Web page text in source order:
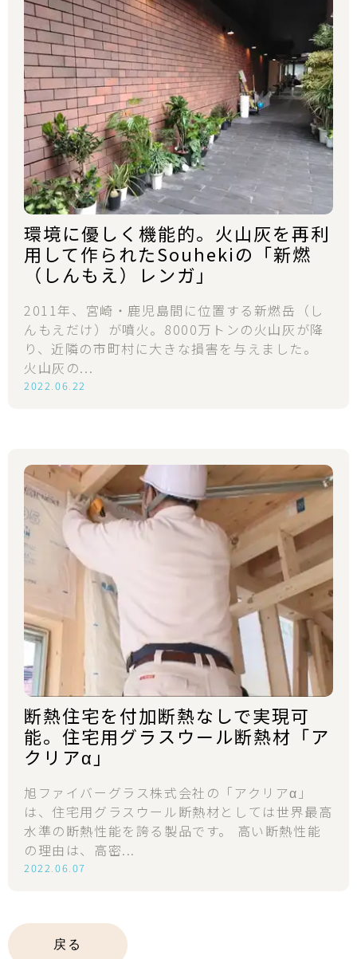
環境に優しく機能的。火山灰を再利
用して作られたSouhekiの「新燃
（しんもえ）レンガ」
2011年、宮崎・鹿児島間に位置する新燃岳（し
んもえだけ）が噴火。8000万トンの火山灰が降
り、近隣の市町村に大きな損害を与えました。
火山灰の...
2022.06.22
断熱住宅を付加断熱なしで実現可
能。住宅用グラスウール断熱材「ア
クリアα」
旭ファイバーグラス株式会社の「アクリアα」
は、住宅用グラスウール断熱材としては世界最高
水準の断熱性能を誇る製品です。 高い断熱性能
の理由は、高密...
2022.06.07
戻る